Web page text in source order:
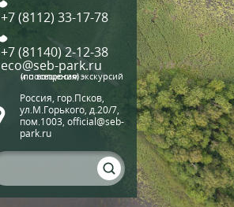
+7 (8112) 33-17-78
+7 (81140) 2-12-38
eco@seb-park.ru
(по вопросам экскурсий и посещения)
Россия, гор.Псков,
ул.М.Горького, д.20/7,
пом.1003, official@seb-
park.ru